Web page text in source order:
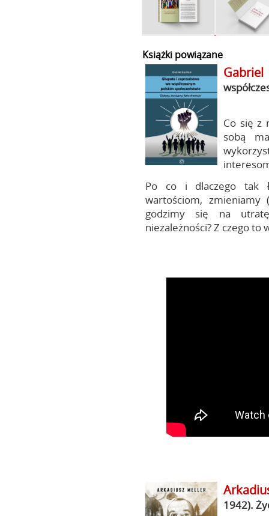
Książki powiązane
Gabriel
Co się z
sobą
Po co i dlaczego tak
wartościom, zmieniamy
godzimy się na
niezależności? Z czego to
1942).